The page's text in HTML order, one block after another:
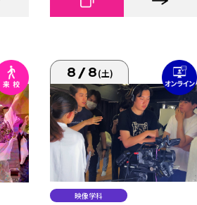
8/8(土)
映像学科